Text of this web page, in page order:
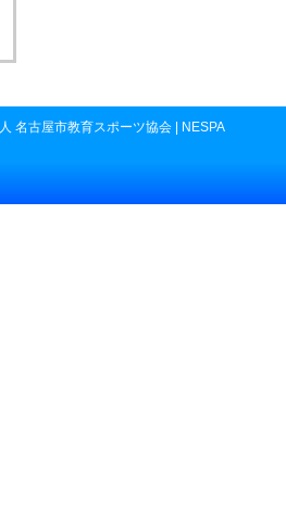
名古屋市教育スポーツ協会 | NESPA